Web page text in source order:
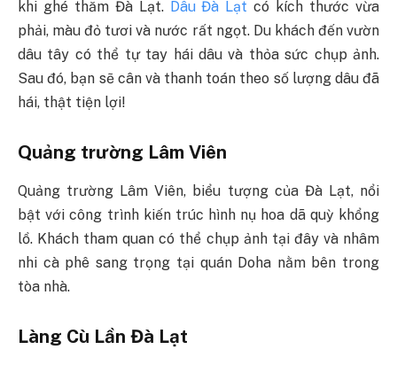
khi ghé thăm Đà Lạt. Dâu Đà Lạt có kích thước vừa
phải, màu đỏ tươi và nước rất ngọt. Du khách đến vườn
dâu tây có thể tự tay hái dâu và thỏa sức chụp ảnh.
Sau đó, bạn sẽ cân và thanh toán theo số lượng dâu đã
hái, thật tiện lợi!
Quảng trường Lâm Viên
Quảng trường Lâm Viên, biểu tượng của Đà Lạt, nổi
bật với công trình kiến trúc hình nụ hoa dã quỳ khổng
lồ. Khách tham quan có thể chụp ảnh tại đây và nhâm
nhi cà phê sang trọng tại quán Doha nằm bên trong
tòa nhà.
Làng Cù Lần Đà Lạt